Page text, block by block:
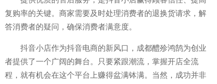
复购率的关键。商家需要及时处理消费者的退换货请求，解
答消费者的疑问，确保消费者满意度。
抖音小店作为抖音电商的新风口，成都醴殄鸿鹄为创业
者提供了一个广阔的舞台。只要紧跟潮流，掌握开店全流
程，就有机会在这个平台上赚得盆满钵满。当然，成功并非